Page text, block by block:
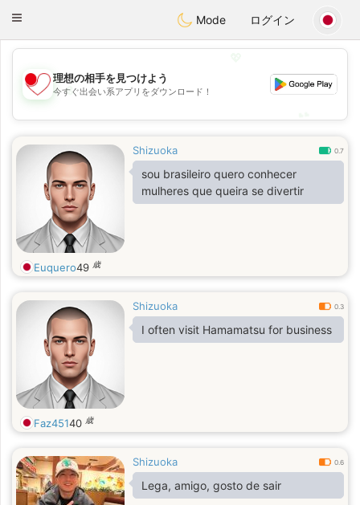
日本Chat
Toggle
Mode ログイン
💖
💕
理想の相手を見つけよう
今すぐ出会い系アプリをダウンロード！
Shizuoka 0.7
sou brasileiro quero conhecer
mulheres que queira se divertir
Euquero49 歳
Shizuoka 0.3
I often visit Hamamatsu for business
Faz45140 歳
Shizuoka 0.6
Lega, amigo, gosto de sair